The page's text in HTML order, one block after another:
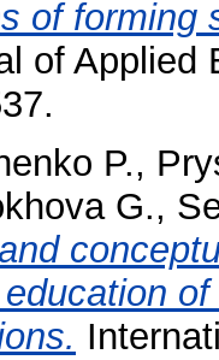
of forming
of
P.,
G.,